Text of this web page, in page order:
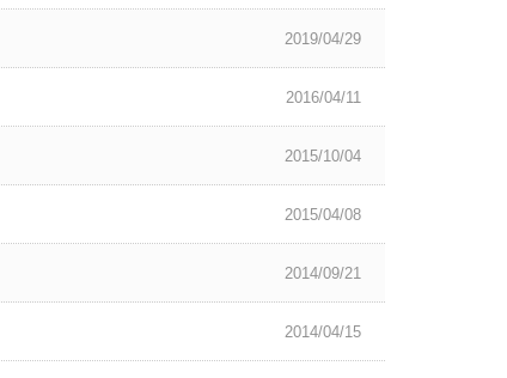
2019/04/29
2016/04/11
2015/10/04
2015/04/08
2014/09/21
2014/04/15